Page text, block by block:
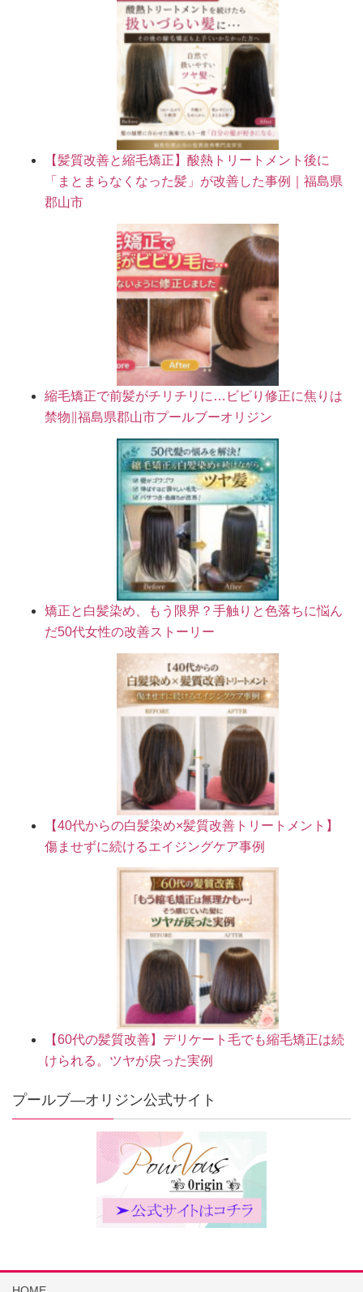
【髪質改善と縮毛矯正】酸熱トリートメント後に
「まとまらなくなった髪」が改善した事例｜福島県
郡山市
縮毛矯正で前髪がチリチリに…ビビり修正に焦りは
禁物∥福島県郡山市プールブーオリジン
矯正と白髪染め、もう限界？手触りと色落ちに悩ん
だ50代女性の改善ストーリー
【40代からの白髪染め×髪質改善トリートメント】
傷ませずに続けるエイジングケア事例
【60代の髪質改善】デリケート毛でも縮毛矯正は続
けられる。ツヤが戻った実例
プールブ―オリジン公式サイト